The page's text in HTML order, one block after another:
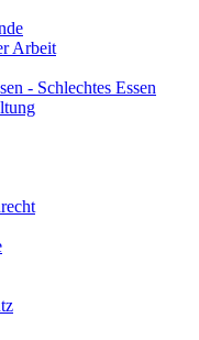
Arbeit
- Schlechtes Essen